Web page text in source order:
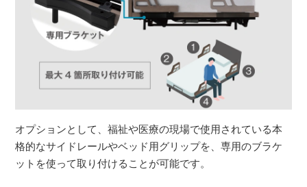
オプションとして、福祉や医療の現場で使用されている本
格的なサイドレールやベッド用グリップを、専用のブラケ
ットを使って取り付けることが可能です。